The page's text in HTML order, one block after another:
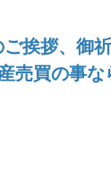
挨拶、御
売買の事な